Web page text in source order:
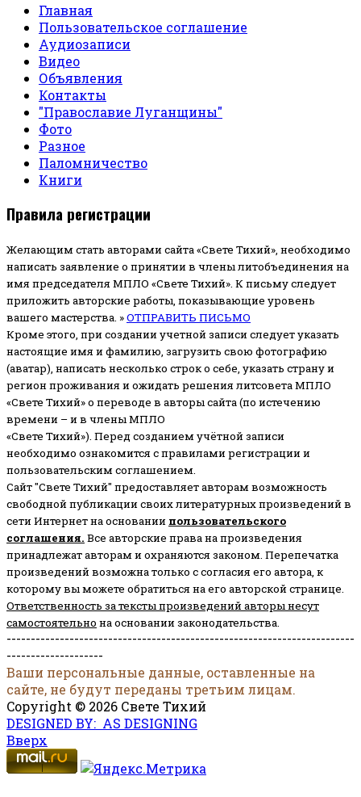
Главная
Пользовательское соглашение
Аудиозаписи
Видео
Объявления
Контакты
"Православие Луганщины"
Фото
Разное
Паломничество
Книги
Правила регистрации
Желающим стать авторами сайта «Свете Тихий», необходимо
написать заявление о принятии в члены литобъединения на
имя председателя МПЛО «Свете Тихий». К письму следует
приложить авторские работы, показывающие уровень
вашего мастерства. »ОТПРАВИТЬ ПИСЬМО
Кроме этого, при создании учетной записи следует указать
настоящие имя и фамилию, загрузить свою фотографию
(аватар), написать несколько строк о себе, указать страну и
регион проживания и ожидать решения литсовета МПЛО
«Свете Тихий» о переводе в авторы сайта (по истечению
времени – и в члены МПЛО
«Свете Тихий»). Перед созданием учётной записи
необходимо ознакомится с правилами регистрации и
пользовательским соглашением.
Сайт "Свете Тихий" предоставляет авторам возможность
свободной публикации своих литературных произведений в
сети Интернет на основании пользовательского
соглашения. Все авторские права на произведения
принадлежат авторам и охраняются законом. Перепечатка
произведений возможна только с согласия его автора, к
которому вы можете обратиться на его авторской странице.
Ответственность за тексты произведений авторы несут
самостоятельно на основании законодательства.
------------------------------------------------------------------------
--------------------
Ваши персональные данные, оставленные на
сайте, не будут переданы третьим лицам.
Copyright © 2026 Свете Тихий
DESIGNED BY: AS DESIGNING
Вверх